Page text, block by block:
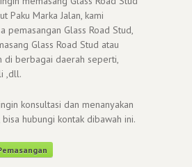
Paku Marka Jalan, kami
pemasangan Glass Road Stud,
Glass Road Stud atau
di berbagai daerah seperti,
,dll.
konsultasi dan menanyakan
hubungi kontak dibawah ini.